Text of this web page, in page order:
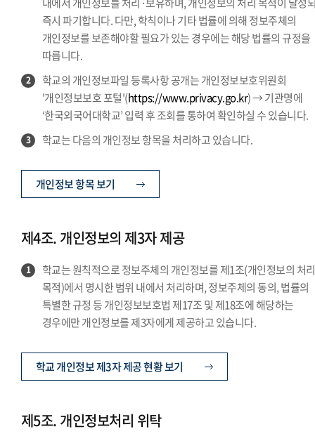
즉시 파기합니다. 다만, 학칙이나 기타 법률에 의해 정보주체의
개인정보를 보존해야할 필요가 있는 경우에는 해당 법률의 규정을
따릅니다.
2
학교의 개인정보파일 등록사항 공개는 개인정보보호위원회
'개인정보보호 포털'(https://www.privacy.go.kr) → 기관명에
‘한국외국어대학교’ 입력 후 조회를 통하여 확인하실 수 있습니다.
3 학교는 다음의 개인정보 항목을 처리하고 있습니다.
개인정보 항목 보기
제4조. 개인정보의 제3자 제공
1
학교는 원칙적으로 정보주체의 개인정보를 제1조(개인정보의 처리
목적)에서 명시한 범위 내에서 처리하며, 정보주체의 동의, 법률의
특별한 규정 등 개인정보보호법 제17조 및 제18조에 해당하는
경우에만 개인정보를 제3자에게 제공하고 있습니다.
학교 개인정보 제3자 제공 현황 보기
제5조. 개인정보처리 위탁